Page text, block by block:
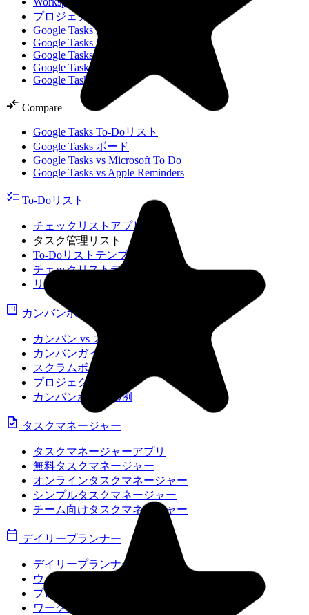
プロジェクト向けGoogle Tasks
Google Tasks in Calendar
Google Tasks for Workspace
Google Tasks for Projects
Google Tasks To-Do List
Google Tasks Logo
compare_arrows Compare
Google Tasks To-Doリスト
Google Tasks ボード
Google Tasks vs Microsoft To Do
Google Tasks vs Apple Reminders
checklist To-Doリスト
チェックリストアプリ
タスク管理リスト
To-Doリストテンプレート
チェックリストテンプレート
リストメーカー
view_kanban カンバンボード
カンバン vs スクラム
カンバンガイド
スクラムボード
プロジェクトボード
カンバンボードの例
task タスクマネージャー
タスクマネージャーアプリ
無料タスクマネージャー
オンラインタスクマネージャー
シンプルタスクマネージャー
チーム向けタスクマネージャー
calendar_today デイリープランナー
デイリープランナー
ウィークリープランナー
プロジェクトプランナー
ワークプランナー